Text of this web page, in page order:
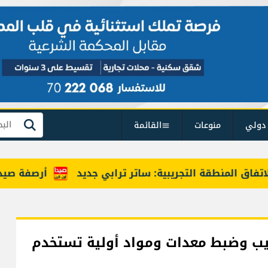
منوعات القائمة بحث
أرصفة صيدا بين التجريبية: ساتر ترابي جديد
وضبط معدات ومواد أولية تستخدم